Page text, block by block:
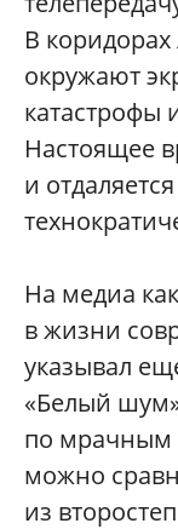
В
окружают
катастрофы
Настоящее
и
На медиа
в жизни
указывал
«Белый
по мрачным
можно
из